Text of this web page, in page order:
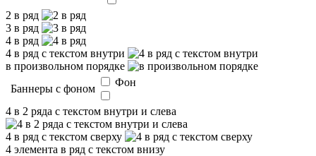
2 в ряд
3 в ряд
4 в ряд
4 в ряд с текстом внутри
в произвольном порядке
Баннеры с фоном
Фон
4 в 2 ряда с текстом внутри и слева
4 в ряд с текстом сверху
4 элемента в ряд с текстом внизу